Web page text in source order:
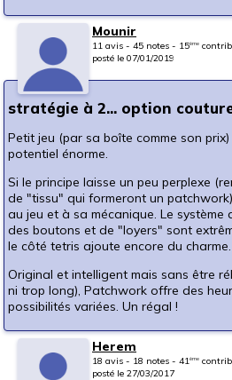
Mounir
11 avis - 45 notes - 15ème
posté le 07/01/2019
stratégie à 2... option
Petit jeu (par sa boîte comme son
potentiel énorme.
Si le principe laisse un peu perplexe
de "tissu" qui formeront un
au jeu et à sa mécanique. Le système
des boutons et de "loyers" sont
le côté tetris ajoute encore du charme.
Original et intelligent mais sans être
ni trop long), Patchwork offre des
possibilités variées. Un régal !
Herem
18 avis - 18 notes - 41ème
posté le 27/03/2017